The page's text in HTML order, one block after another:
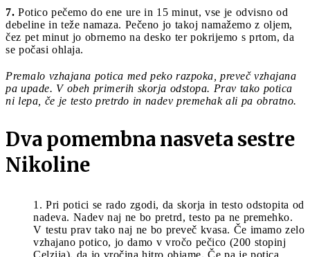
7. Potico pečemo do ene ure in 15 minut, vse je odvisno od
debeline in teže namaza. Pečeno jo takoj namažemo z oljem,
čez pet minut jo obrnemo na desko ter pokrijemo s prtom, da
se počasi ohlaja.
Premalo vzhajana potica med peko razpoka, preveč vzhajana
pa upade. V obeh primerih skorja odstopa. Prav tako potica
ni lepa, če je testo pretrdo in nadev premehak ali pa obratno.
Dva pomembna nasveta sestre
Nikoline
Pri potici se rado zgodi, da skorja in testo odstopita od
nadeva. Nadev naj ne bo pretrd, testo pa ne premehko.
V testu prav tako naj ne bo preveč kvasa. Če imamo zelo
vzhajano potico, jo damo v vročo pečico (200 stopinj
Celzija), da jo vročina hitro objame. Če pa je potica